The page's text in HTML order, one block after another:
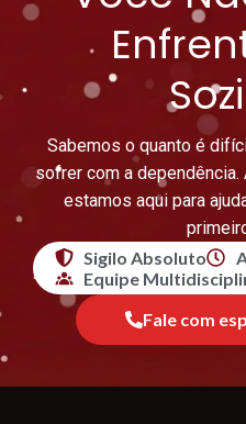
Sabemos o quanto é
sofrer com a
estamos aqui para
Sigilo Absoluto
Equipe
Fale com